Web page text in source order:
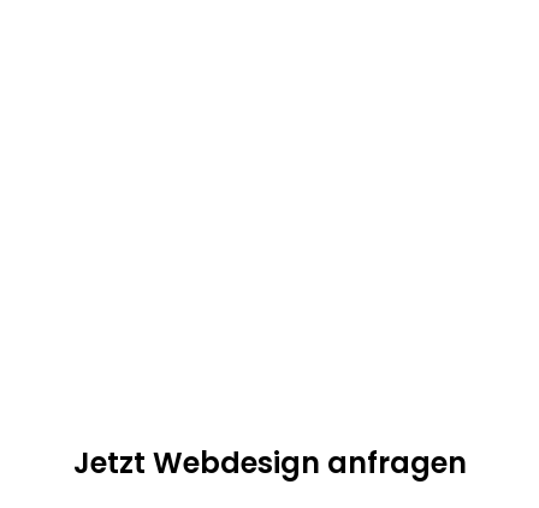
Jetzt Webdesign anfragen